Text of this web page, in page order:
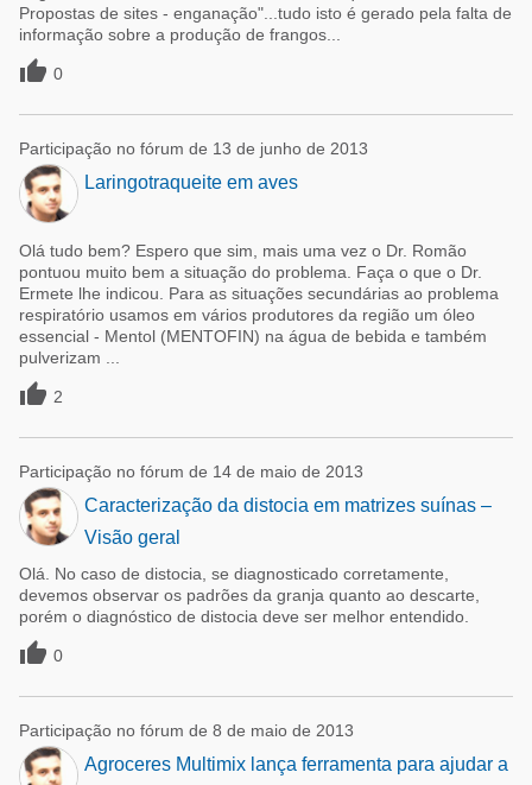
Propostas de sites - enganação"...tudo isto é gerado pela falta de
informação sobre a produção de frangos...
 0
Participação no fórum de 13 de junho de 2013
Laringotraqueite em aves
Olá tudo bem? Espero que sim, mais uma vez o Dr. Romão
pontuou muito bem a situação do problema. Faça o que o Dr.
Ermete lhe indicou. Para as situações secundárias ao problema
respiratório usamos em vários produtores da região um óleo
essencial - Mentol (MENTOFIN) na água de bebida e também
pulverizam ...
 2
Participação no fórum de 14 de maio de 2013
Caracterização da distocia em matrizes suínas –
Visão geral
Olá. No caso de distocia, se diagnosticado corretamente,
devemos observar os padrões da granja quanto ao descarte,
porém o diagnóstico de distocia deve ser melhor entendido.
 0
Participação no fórum de 8 de maio de 2013
Agroceres Multimix lança ferramenta para ajudar a